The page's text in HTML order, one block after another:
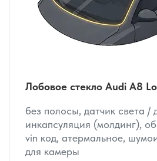
Лобовое стекло Audi A8
без полосы, датчик света /
инкапсуляция (молдинг),
vin код, атермальное,
для камеры